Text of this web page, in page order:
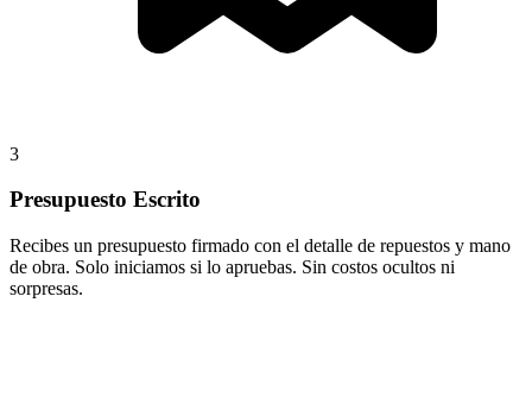
3
Presupuesto Escrito
Recibes un presupuesto firmado con el detalle de repuestos y mano
de obra. Solo iniciamos si lo apruebas. Sin costos ocultos ni
sorpresas.